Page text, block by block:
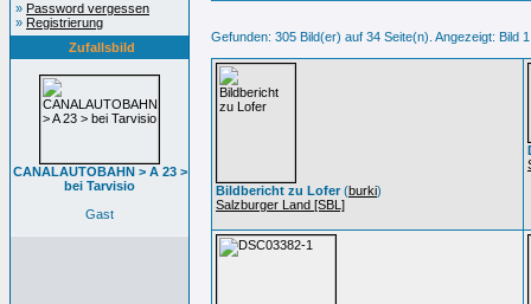
» Password vergessen
» Registrierung
Zufallsbild
CANALAUTOBAHN > A 23 >
bei Tarvisio
Gast
Gefunden: 305 Bild(er) auf 34 Seite(n). Angezeigt: Bild
Bildbericht zu Lofer(burki)
Salzburger Land [SBL]